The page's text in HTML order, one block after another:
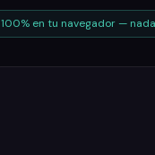
100% en tu navegador —